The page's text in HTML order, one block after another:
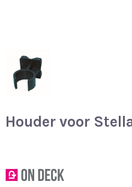
Houder voor